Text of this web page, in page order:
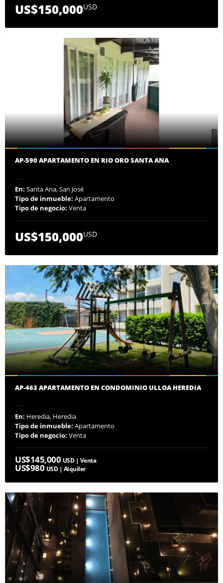
US$150,000USD
AP-590 APARTAMENTO EN RIO ORO SANTA ANA
En: Santa Ana, San José
Tipo de inmueble: Apartamento
Tipo de negocio: Venta
US$150,000USD
AP-463 APARTAMENTO EN CONDOMINIO ULLOA HEREDIA
En: Heredia, Heredia
Tipo de inmueble: Apartamento
Tipo de negocio: Venta
US$145,000 USD | Venta
US$980 USD | Alquiler